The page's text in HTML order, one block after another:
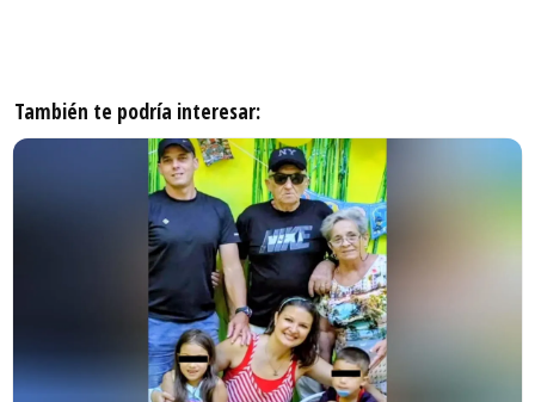
También te podría interesar: